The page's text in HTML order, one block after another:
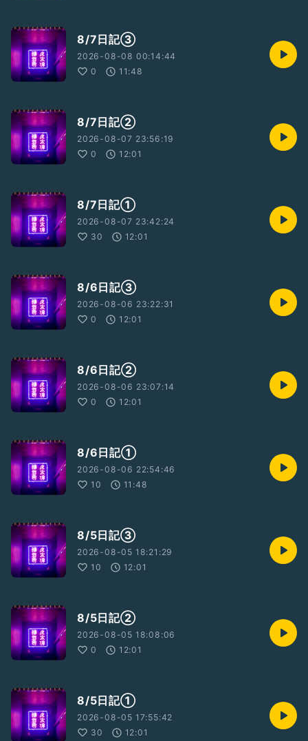
8/7日記③
2026-08-08 00:14:44
0
11:48
8/7日記②
2026-08-07 23:56:19
0
12:01
8/7日記①
2026-08-07 23:42:24
30
12:01
8/6日記③
2026-08-06 23:22:31
0
12:01
8/6日記②
2026-08-06 23:07:14
0
12:01
8/6日記①
2026-08-06 22:54:46
10
11:48
8/5日記③
2026-08-05 18:21:29
10
12:01
8/5日記②
2026-08-05 18:08:06
0
12:01
8/5日記①
2026-08-05 17:55:42
30
12:01